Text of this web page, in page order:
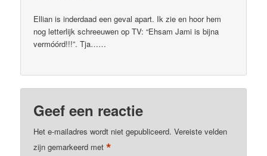
Ellian is inderdaad een geval apart. Ik zie en hoor hem
nog letterlijk schreeuwen op TV: “Ehsam Jami is bijna
vermóórd!!!”. Tja……
Geef een reactie
Het e-mailadres wordt niet gepubliceerd. Vereiste velden
zijn gemarkeerd met*